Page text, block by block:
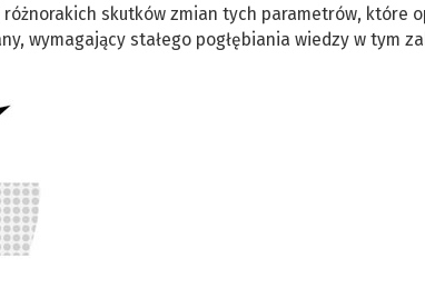
skutków zmian tych parametrów, które
wymagający stałego pogłębiania wiedzy w tym